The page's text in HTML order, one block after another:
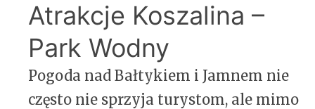
Atrakcje Koszalina –
Park Wodny
Pogoda nad Bałtykiem i Jamnem nie
często nie sprzyja turystom, ale mimo